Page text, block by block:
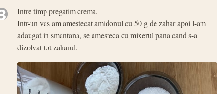
Intre timp pregatim crema.
Intr-un vas am amestecat amidonul cu 50 g de zahar apoi l-am
adaugat in smantana, se amesteca cu mixerul pana cand s-a
dizolvat tot zaharul.